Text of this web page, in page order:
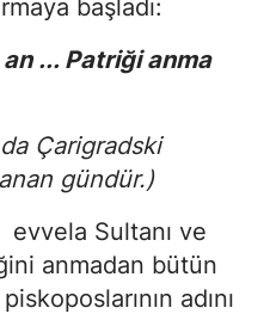
başladı:
... Patriği anma
Çarigradski
gündür.)
evvela Sultanı ve
anmadan bütün
adını